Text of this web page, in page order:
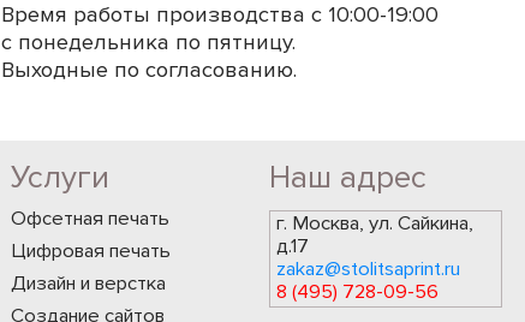
Время работы производства с 10:00-19:00
с понедельника по пятницу.
Выходные по согласованию.
Услуги
Офсетная печать
Цифровая печать
Дизайн и верстка
Создание сайтов
Наш адрес
г. Москва, ул. Сайкина,
д.17
zakaz@stolitsaprint.ru
8 (495) 728-09-56